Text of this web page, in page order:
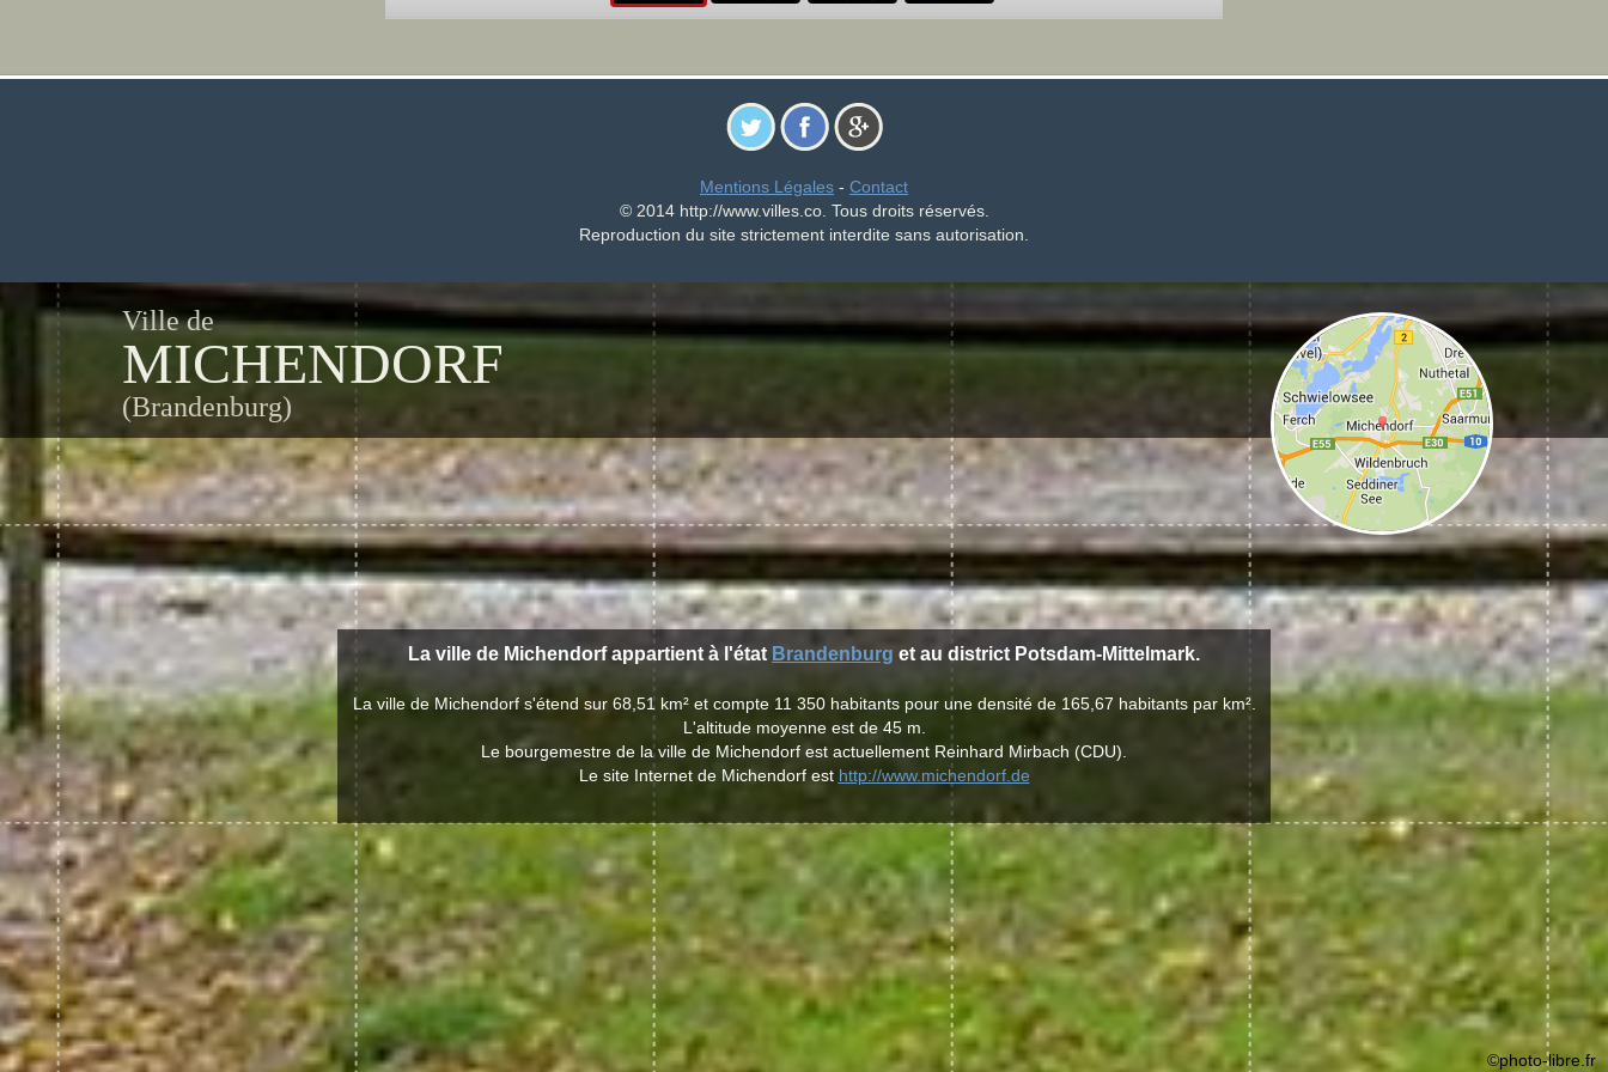
Mentions Légales - Contact
© 2014 http://www.villes.co. Tous droits réservés.
Reproduction du site strictement interdite sans autorisation.
Ville de
MICHENDORF
(Brandenburg)
La ville de Michendorf appartient à l'état Brandenburg et au district Potsdam-Mittelmark.
La ville de Michendorf s'étend sur 68,51 km² et compte 11 350 habitants pour une densité de 165,67 habitants par km².
L'altitude moyenne est de 45 m.
Le bourgemestre de la ville de Michendorf est actuellement Reinhard Mirbach (CDU).
Le site Internet de Michendorf est http://www.michendorf.de
©photo-libre.fr